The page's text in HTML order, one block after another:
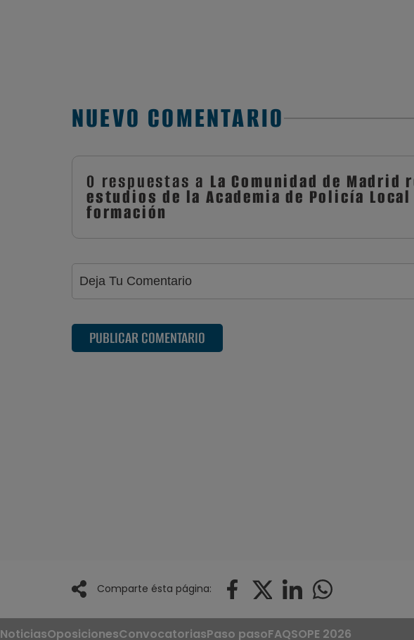
NUEVO COMENTARIO
0 respuestas a La Comunidad de Madrid
estudios de la Academia de Policía
formación
PUBLICAR COMENTARIO
Comparte ésta página:
NoticiasOposicionesConvocatoriasPaso pasoFAQSOPE 2026